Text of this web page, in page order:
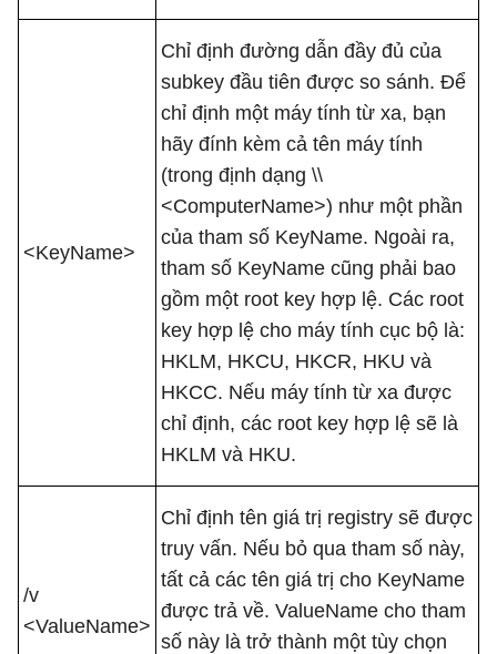
<KeyName>
Chỉ định đường dẫn đầy đủ của
subkey đầu tiên được so sánh. Để
chỉ định một máy tính từ xa, bạn
hãy đính kèm cả tên máy tính
(trong định dạng \\
<ComputerName>) như một phần
của tham số KeyName. Ngoài ra,
tham số KeyName cũng phải bao
gồm một root key hợp lệ. Các root
key hợp lệ cho máy tính cục bộ là:
HKLM, HKCU, HKCR, HKU và
HKCC. Nếu máy tính từ xa được
chỉ định, các root key hợp lệ sẽ là
HKLM và HKU.
/v
<ValueName>
Chỉ định tên giá trị registry sẽ được
truy vấn. Nếu bỏ qua tham số này,
tất cả các tên giá trị cho KeyName
được trả về. ValueName cho tham
số này là trở thành một tùy chọn